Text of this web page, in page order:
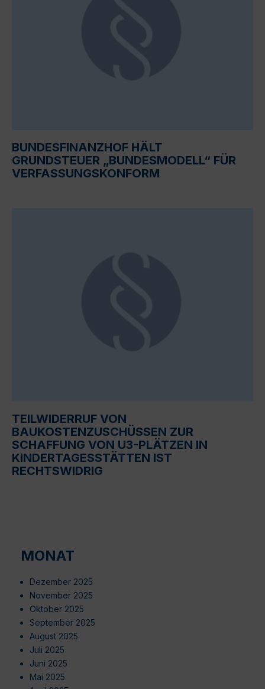
BUNDESFINANZHOF HÄLT
GRUNDSTEUER „BUNDESMODELL“ FÜR
VERFASSUNGSKONFORM
TEILWIDERRUF VON
BAUKOSTENZUSCHÜSSEN ZUR
SCHAFFUNG VON U3-PLÄTZEN IN
KINDERTAGESSTÄTTEN IST
RECHTSWIDRIG
MONAT
Dezember 2025
November 2025
Oktober 2025
September 2025
August 2025
Juli 2025
Juni 2025
Mai 2025